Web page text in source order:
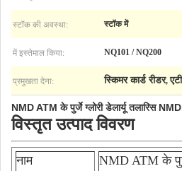
स्टॉक की अवस्था: स्टॉक में
में इस्तेमाल किया: NQ101 / NQ200
प्रमुखता देना: स्किमर कार्ड रीडर,
NMD ATM के पुर्जे ग्लोरी डेलार्यू तलारिस
विस्तृत उत्पाद विवरण
नाम
NMD ATM के